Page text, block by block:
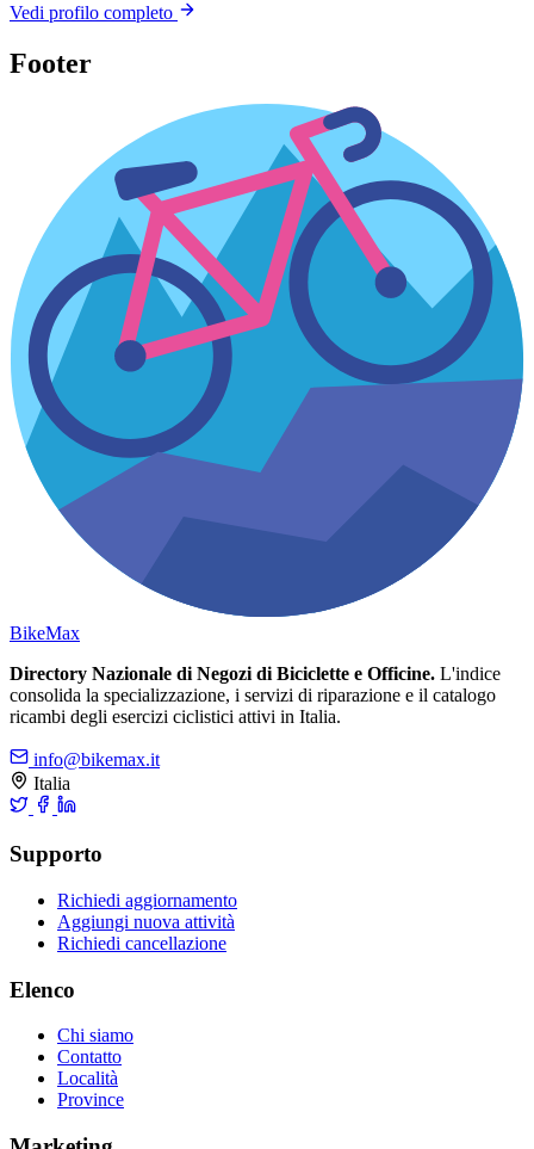
Vedi profilo completo
Footer
BikeMax
Directory Nazionale di Negozi di Biciclette e Officine. L'indice
consolida la specializzazione, i servizi di riparazione e il catalogo
ricambi degli esercizi ciclistici attivi in Italia.
info@bikemax.it
Italia
Supporto
Richiedi aggiornamento
Aggiungi nuova attività
Richiedi cancellazione
Elenco
Chi siamo
Contatto
Località
Province